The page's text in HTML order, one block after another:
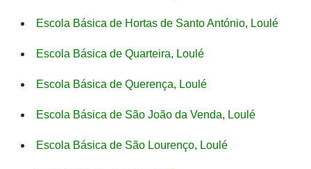
Escola Básica de Hortas de Santo António, Loulé
Escola Básica de Quarteira, Loulé
Escola Básica de Querença, Loulé
Escola Básica de São João da Venda, Loulé
Escola Básica de São Lourenço, Loulé